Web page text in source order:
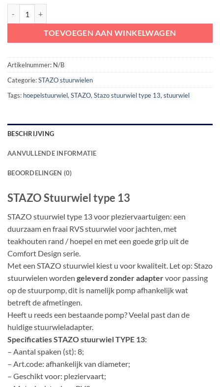
TOEVOEGEN AAN WINKELWAGEN
Artikelnummer: N/B
Categorie:STAZO stuurwielen
Tags: hoepelstuurwiel, STAZO, Stazo stuurwiel type 13, stuurwiel
BESCHRIJVING
AANVULLENDE INFORMATIE
BEOORDELINGEN (0)
STAZO Stuurwiel type 13
STAZO stuurwiel type 13 voor pleziervaartuigen: een
duurzaam en fraai RVS stuurwiel voor jachten, met
teakhouten rand / hoepel en met een goede grip uit de
Comfort Design serie.
Met een STAZO stuurwiel kiest u voor kwaliteit. Let op: Stazo
stuurwielen worden geleverd zonder adaptervoor passing
op de stuurpomp, dit is namelijk pomp afhankelijk wat
betreft de afmetingen.
Heeft u reeds een bestaande pomp? Veelal past dan de
huidige stuurwieladapter.
Specificaties STAZO stuurwiel TYPE 13:
– Aantal spaken (st): 8;
– Art.code: afhankelijk van diameter;
– Geschikt voor: pleziervaart;